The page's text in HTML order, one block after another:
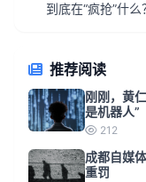
到底在“疯抢”什么
推荐阅读
刚刚，黄
是机器人”
212
成都自媒
重罚